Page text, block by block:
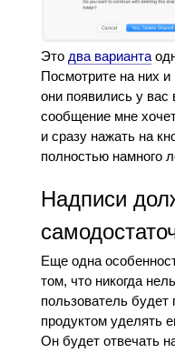
Это два варианта
Посмотрите на них и
они появились у
сообщение мне
и сразу нажать на
полностью намного
Надписи
Еще одна
том, что никогда
пользователь
продуктом уделять
Он будет отвечать